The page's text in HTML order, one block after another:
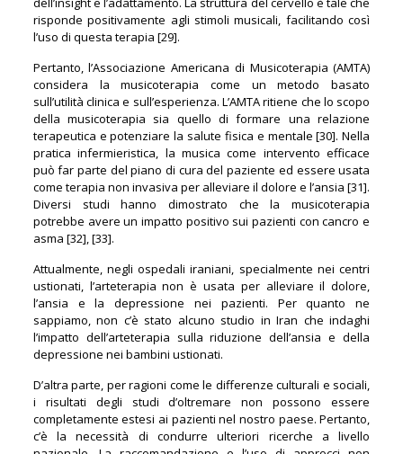
risponde positivamente agli stimoli musicali, facilitando così
l’uso di questa terapia [29].
Pertanto, l’Associazione Americana di Musicoterapia (AMTA)
considera la musicoterapia come un metodo basato
sull’utilità clinica e sull’esperienza. L’AMTA ritiene che lo scopo
della musicoterapia sia quello di formare una relazione
terapeutica e potenziare la salute fisica e mentale [30]. Nella
pratica infermieristica, la musica come intervento efficace
può far parte del piano di cura del paziente ed essere usata
come terapia non invasiva per alleviare il dolore e l’ansia [31].
Diversi studi hanno dimostrato che la musicoterapia
potrebbe avere un impatto positivo sui pazienti con cancro e
asma [32], [33].
Attualmente, negli ospedali iraniani, specialmente nei centri
ustionati, l’arteterapia non è usata per alleviare il dolore,
l’ansia e la depressione nei pazienti. Per quanto ne
sappiamo, non c’è stato alcuno studio in Iran che indaghi
l’impatto dell’arteterapia sulla riduzione dell’ansia e della
depressione nei bambini ustionati.
D’altra parte, per ragioni come le differenze culturali e sociali,
i risultati degli studi d’oltremare non possono essere
completamente estesi ai pazienti nel nostro paese. Pertanto,
c’è la necessità di condurre ulteriori ricerche a livello